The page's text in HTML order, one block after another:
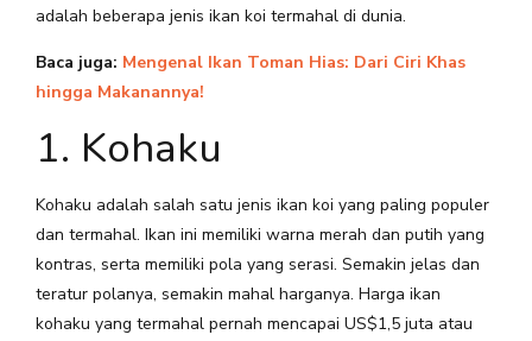
adalah beberapa jenis ikan koi termahal di dunia.
Baca juga: Mengenal Ikan Toman Hias: Dari Ciri Khas
hingga Makanannya!
1. Kohaku
Kohaku adalah salah satu jenis ikan koi yang paling populer
dan termahal. Ikan ini memiliki warna merah dan putih yang
kontras, serta memiliki pola yang serasi. Semakin jelas dan
teratur polanya, semakin mahal harganya. Harga ikan
kohaku yang termahal pernah mencapai US$1,5 juta atau